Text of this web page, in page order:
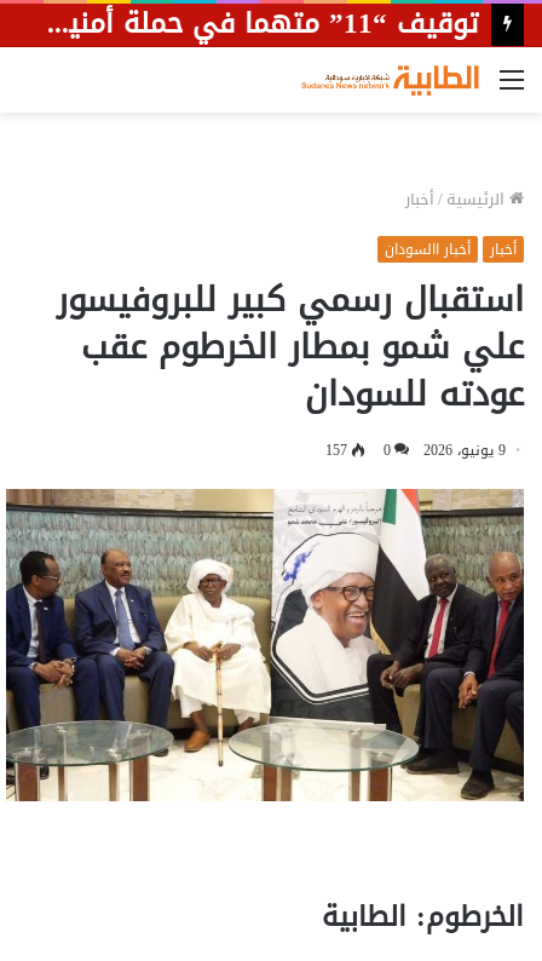
حاكم النيل الأزرق: نخطط لزراعة 4.5 ملايين فدان في الإقليم لتعويض النقص في مناطق الإنتاج.
القائمة
الرئيسية/أخبار
أخبار أخبار االسودان
استقبال رسمي كبير للبروفيسور
علي شمو بمطار الخرطوم عقب
عودته للسودان
9 يونيو، 2026 0
157
الخرطوم: الطابية